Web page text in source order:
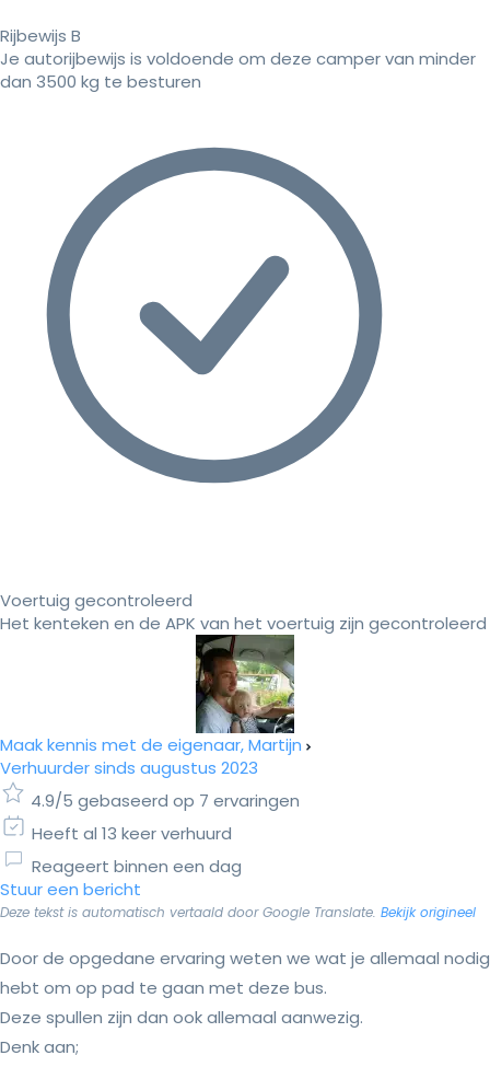
Rijbewijs B
Je autorijbewijs is voldoende om deze camper van minder
dan 3500 kg te besturen
Voertuig gecontroleerd
Het kenteken en de APK van het voertuig zijn gecontroleerd
Maak kennis met de eigenaar, Martijn
Verhuurder sinds augustus 2023
4.9/5 gebaseerd op 7 ervaringen
Heeft al 13 keer verhuurd
Reageert binnen een dag
Stuur een bericht
Deze tekst is automatisch vertaald door Google Translate. Bekijk origineel
Door de opgedane ervaring weten we wat je allemaal nodig
hebt om op pad te gaan met deze bus.
Deze spullen zijn dan ook allemaal aanwezig.
Denk aan;